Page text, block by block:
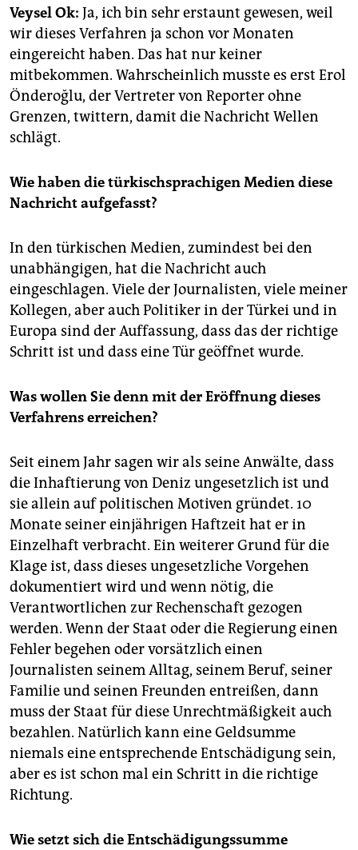
Veysel Ok: Ja, ich bin sehr erstaunt gewesen, weil
wir dieses Verfahren ja schon vor Monaten
eingereicht haben. Das hat nur keiner
mitbekommen. Wahrscheinlich musste es erst Erol
Önderoğlu, der Vertreter von Reporter ohne
Grenzen, twittern, damit die Nachricht Wellen
schlägt.
Wie haben die türkischsprachigen Medien diese
Nachricht aufgefasst?
In den türkischen Medien, zumindest bei den
unabhängigen, hat die Nachricht auch
eingeschlagen. Viele der Journalisten, viele meiner
Kollegen, aber auch Politiker in der Türkei und in
Europa sind der Auffassung, dass das der richtige
Schritt ist und dass eine Tür geöffnet wurde.
Was wollen Sie denn mit der Eröffnung dieses
Verfahrens erreichen?
Seit einem Jahr sagen wir als seine Anwälte, dass
die Inhaftierung von Deniz ungesetzlich ist und
sie allein auf politischen Motiven gründet. 10
Monate seiner einjährigen Haftzeit hat er in
Einzelhaft verbracht. Ein weiterer Grund für die
Klage ist, dass dieses ungesetzliche Vorgehen
dokumentiert wird und wenn nötig, die
Verantwortlichen zur Rechenschaft gezogen
werden. Wenn der Staat oder die Regierung einen
Fehler begehen oder vorsätzlich einen
Journalisten seinem Alltag, seinem Beruf, seiner
Familie und seinen Freunden entreißen, dann
muss der Staat für diese Unrechtmäßigkeit auch
bezahlen. Natürlich kann eine Geldsumme
niemals eine entsprechende Entschädigung sein,
aber es ist schon mal ein Schritt in die richtige
Richtung.
Wie setzt sich die Entschädigungssumme